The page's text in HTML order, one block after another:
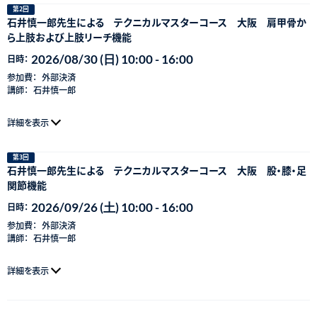
第2回
石井慎一郎先生による テクニカルマスターコース 大阪 肩甲骨か
ら上肢および上肢リーチ機能
日時： 2026/08/30 (日) 10:00 - 16:00
参加費： 外部決済
講師： 石井慎一郎
詳細を表示
第3回
石井慎一郎先生による テクニカルマスターコース 大阪 股・膝・足
関節機能
日時： 2026/09/26 (土) 10:00 - 16:00
参加費： 外部決済
講師： 石井慎一郎
詳細を表示